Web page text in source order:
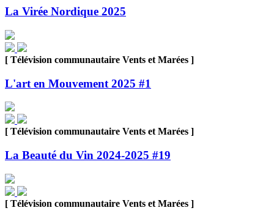
La Virée Nordique 2025
[ Télévision communautaire Vents et Marées ]
L'art en Mouvement 2025 #1
[ Télévision communautaire Vents et Marées ]
La Beauté du Vin 2024-2025 #19
[ Télévision communautaire Vents et Marées ]